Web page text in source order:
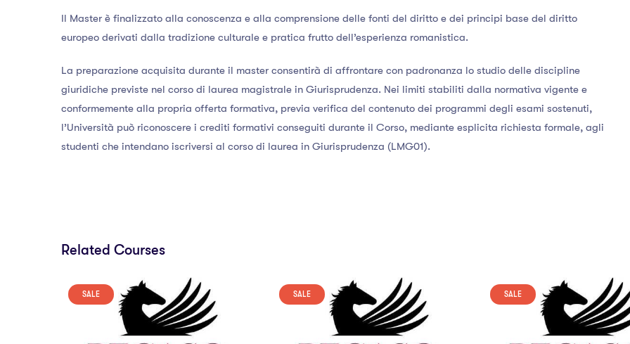
Il Master è finalizzato alla conoscenza e alla comprensione delle fonti del diritto e dei principi base del diritto
europeo derivati dalla tradizione culturale e pratica frutto dell’esperienza romanistica.
La preparazione acquisita durante il master consentirà di affrontare con padronanza lo studio delle discipline
giuridiche previste nel corso di laurea magistrale in Giurisprudenza. Nei limiti stabiliti dalla normativa vigente e
conformemente alla propria offerta formativa, previa verifica del contenuto dei programmi degli esami sostenuti,
l’Università può riconoscere i crediti formativi conseguiti durante il Corso, mediante esplicita richiesta formale, agli
studenti che intendano iscriversi al corso di laurea in Giurisprudenza (LMG01).
Related Courses
SALE SALE SALE